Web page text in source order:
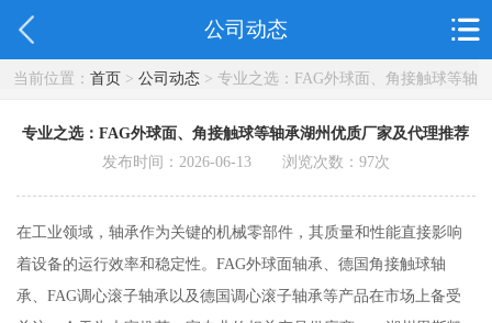
公司动态
当前位置： 首页> 公司动态> 专业之选：FAG外球面、角接触球等轴
专业之选：FAG外球面、角接触球等轴承湖州优质厂家及代理推荐
发布时间：2026-06-13 浏览次数： 97次
在工业领域，轴承作为关键的机械零部件，其质量和性能直接影响
着设备的运行效率和稳定性。FAG外球面轴承、德国角接触球轴
承、FAG调心滚子轴承以及德国调心滚子轴承等产品在市场上备受